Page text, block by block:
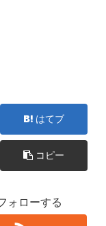
はてブ
コピー
ォローする